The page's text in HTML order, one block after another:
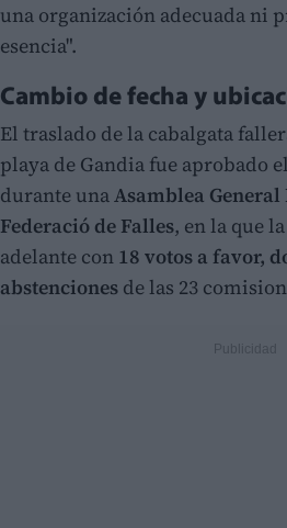
una organización adecuada ni
esencia".
Cambio de fecha y
El traslado de la cabalgata
playa de Gandia fue aprobado
durante unaAsamblea
Federació de Falles, en la que
adelante con 18 votos a favor,
abstenciones de las 23